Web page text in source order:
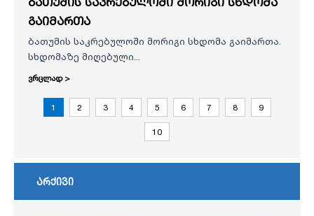
გაიმართა
ბათუმის საკრებულოში მორიგი სხდომა გაიმართა.
სხდომაზე მიღებული...
ვრცლად >
1 2 3 4 5 6 7 8 9
10
არქივი